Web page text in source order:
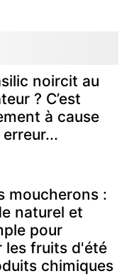
noircit au
? C’est
à cause
moucherons :
naturel et
pour
les fruits d'été
chimiques